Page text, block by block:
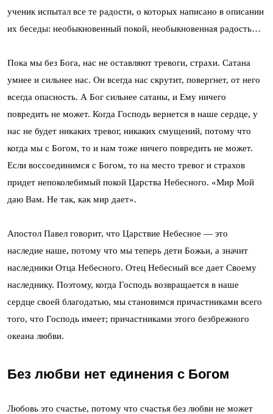
ученик испытал все те радости, о которых написано в описании
их беседы: необыкновенный покой, необыкновенная радость…
Пока мы без Бога, нас не оставляют тревоги, страхи. Сатана
умнее и сильнее нас. Он всегда нас скрутит, повергнет, от него
всегда опасность. А Бог сильнее сатаны, и Ему ничего
повредить не может. Когда Господь вернется в наше сердце, у
нас не будет никаких тревог, никаких смущений, потому что
когда мы с Богом, то и нам тоже ничего повредить не может.
Если воссоединимся с Богом, то на место тревог и страхов
придет непоколебимый покой Царства Небесного. «Мир Мой
даю Вам. Не так, как мир дает».
Апостол Павел говорит, что Царствие Небесное — это
наследие наше, потому что мы теперь дети Божьи, а значит
наследники Отца Небесного. Отец Небесный все дает Своему
наследнику. Поэтому, когда Господь возвращается в наше
сердце своей благодатью, мы становимся причастниками всего
того, что Господь имеет; причастниками этого безбрежного
океана любви.
Без любви нет единения с Богом
Любовь это счастье, потому что счастья без любви не может